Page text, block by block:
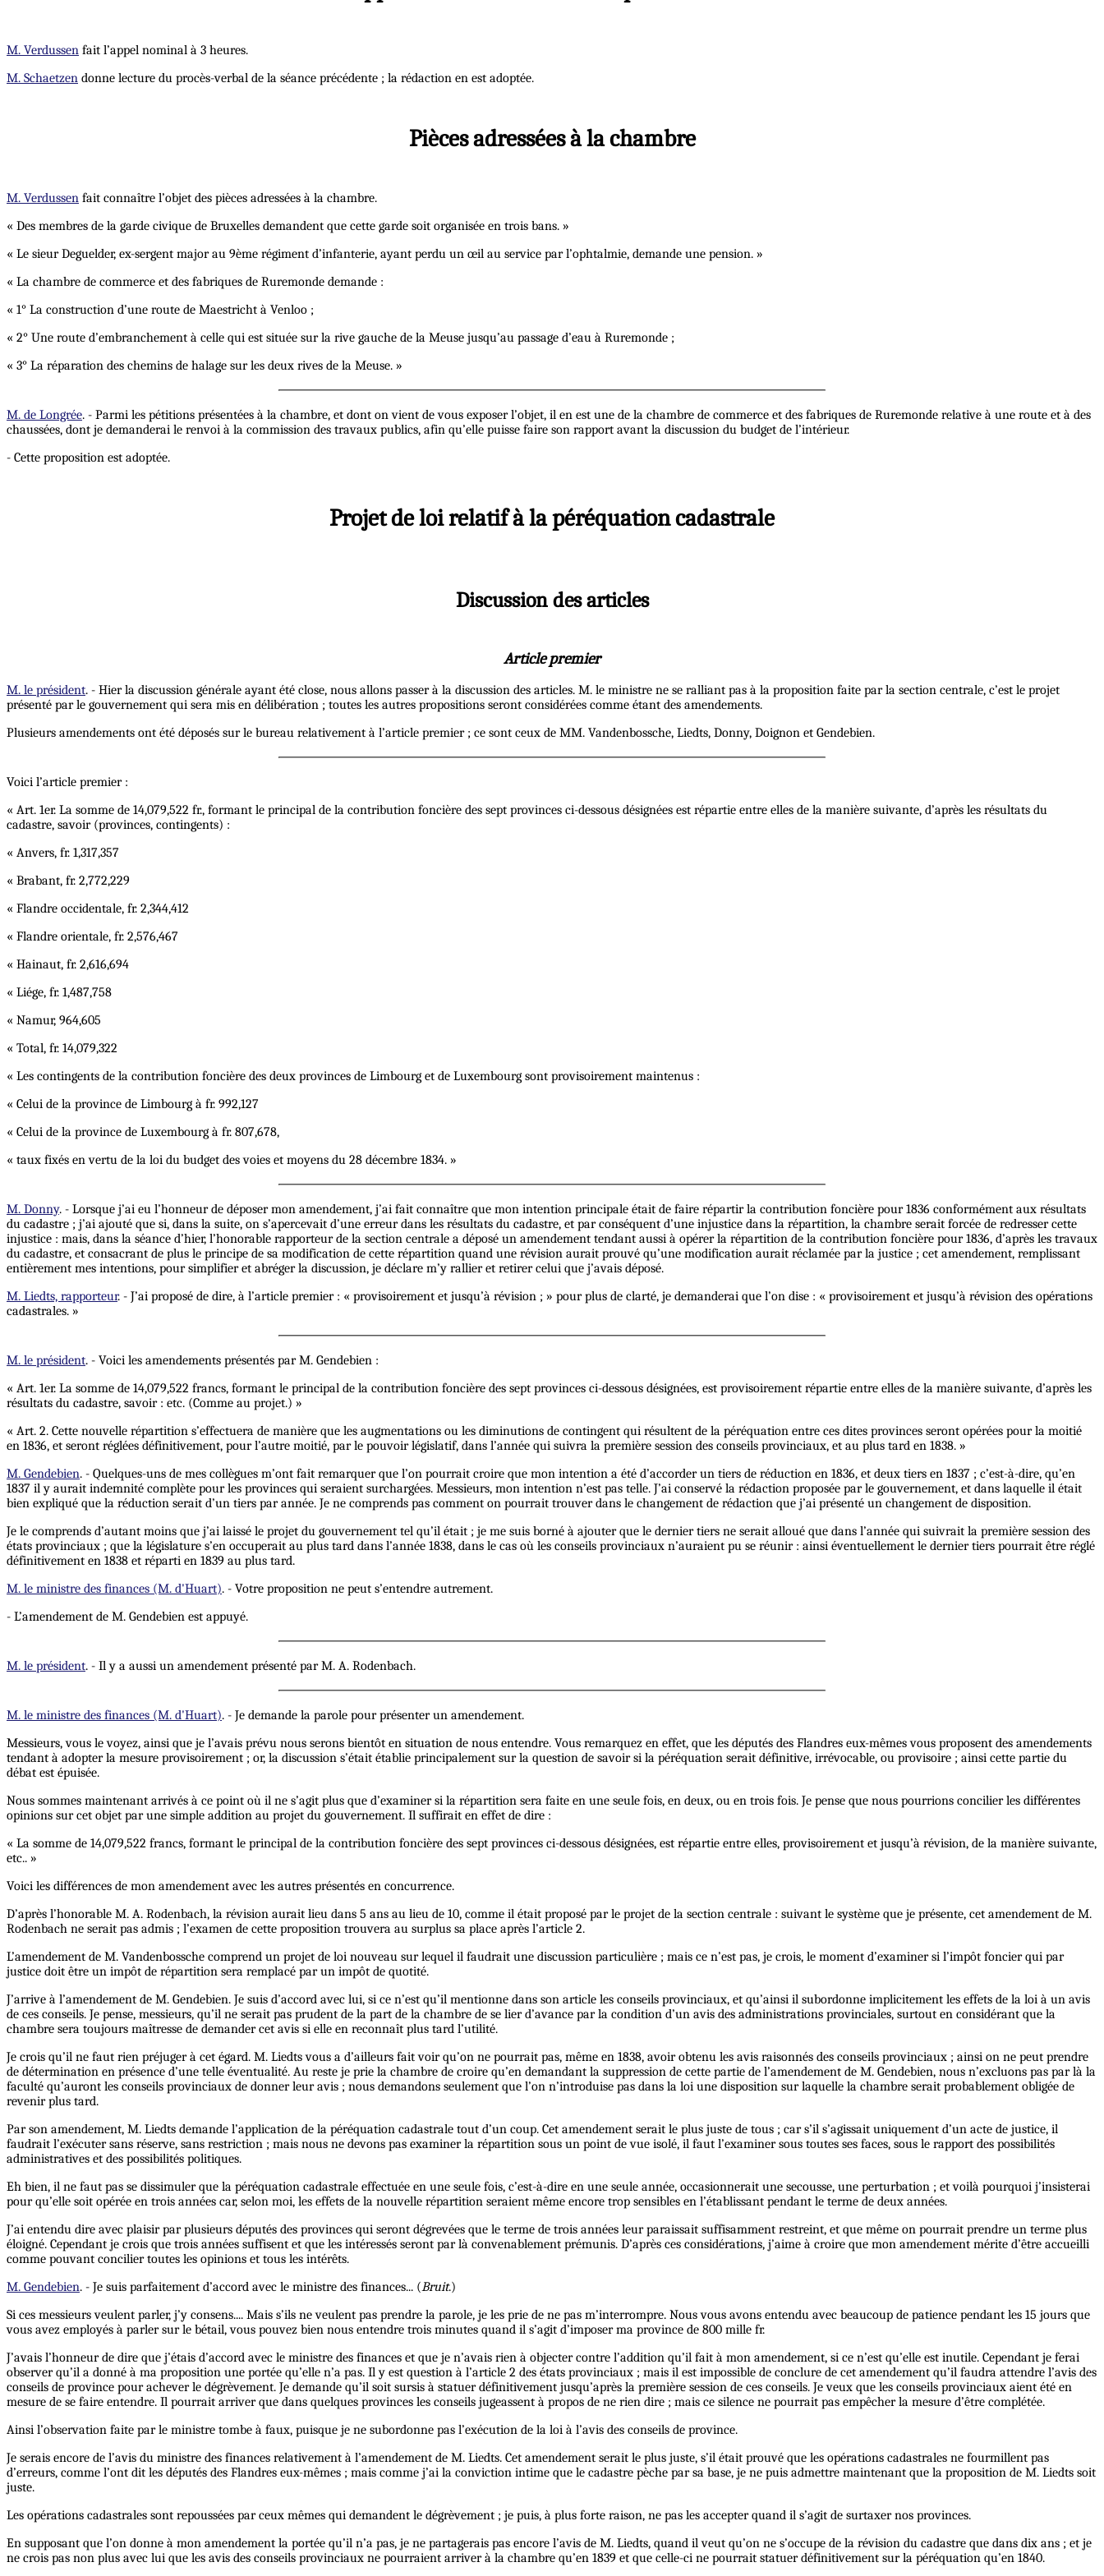
M. Verdussen fait l’appel nominal à 3 heures.
M. Schaetzen donne lecture du procès-verbal de la séance précédente ; la rédaction en est adoptée.
Pièces adressées à la chambre
M. Verdussen fait connaître l’objet des pièces adressées à la chambre.
« Des membres de la garde civique de Bruxelles demandent que cette garde soit organisée en trois bans. »
« Le sieur Deguelder, ex-sergent major au 9ème régiment d’infanterie, ayant perdu un œil au service par l’ophtalmie, demande une pension. »
« La chambre de commerce et des fabriques de Ruremonde demande :
« 1° La construction d’une route de Maestricht à Venloo ;
« 2° Une route d’embranchement à celle qui est située sur la rive gauche de la Meuse jusqu’au passage d’eau à Ruremonde ;
« 3° La réparation des chemins de halage sur les deux rives de la Meuse. »
M. de Longrée. - Parmi les pétitions présentées à la chambre, et dont on vient de vous exposer l’objet, il en est une de la chambre de commerce et des fabriques de Ruremonde relative à une route et à des
chaussées, dont je demanderai le renvoi à la commission des travaux publics, afin qu’elle puisse faire son rapport avant la discussion du budget de l’intérieur.
- Cette proposition est adoptée.
Projet de loi relatif à la péréquation cadastrale
Discussion des articles
Article premier
M. le président. - Hier la discussion générale ayant été close, nous allons passer à la discussion des articles. M. le ministre ne se ralliant pas à la proposition faite par la section centrale, c’est le projet
présenté par le gouvernement qui sera mis en délibération ; toutes les autres propositions seront considérées comme étant des amendements.
Plusieurs amendements ont été déposés sur le bureau relativement à l’article premier ; ce sont ceux de MM. Vandenbossche, Liedts, Donny, Doignon et Gendebien.
Voici l’article premier :
« Art. 1er. La somme de 14,079,522 fr., formant le principal de la contribution foncière des sept provinces ci-dessous désignées est répartie entre elles de la manière suivante, d’après les résultats du
cadastre, savoir (provinces, contingents) :
« Anvers, fr. 1,317,357
« Brabant, fr. 2,772,229
« Flandre occidentale, fr. 2,344,412
« Flandre orientale, fr. 2,576,467
« Hainaut, fr. 2,616,694
« Liége, fr. 1,487,758
« Namur, 964,605
« Total, fr. 14,079,322
« Les contingents de la contribution foncière des deux provinces de Limbourg et de Luxembourg sont provisoirement maintenus :
« Celui de la province de Limbourg à fr. 992,127
« Celui de la province de Luxembourg à fr. 807,678,
« taux fixés en vertu de la loi du budget des voies et moyens du 28 décembre 1834. »
M. Donny. - Lorsque j’ai eu l’honneur de déposer mon amendement, j’ai fait connaître que mon intention principale était de faire répartir la contribution foncière pour 1836 conformément aux résultats
du cadastre ; j’ai ajouté que si, dans la suite, on s’apercevait d’une erreur dans les résultats du cadastre, et par conséquent d’une injustice dans la répartition, la chambre serait forcée de redresser cette
injustice : mais, dans la séance d’hier, l’honorable rapporteur de la section centrale a déposé un amendement tendant aussi à opérer la répartition de la contribution foncière pour 1836, d’après les travaux
du cadastre, et consacrant de plus le principe de sa modification de cette répartition quand une révision aurait prouvé qu’une modification aurait réclamée par la justice ; cet amendement, remplissant
entièrement mes intentions, pour simplifier et abréger la discussion, je déclare m’y rallier et retirer celui que j’avais déposé.
M. Liedts, rapporteur. - J’ai proposé de dire, à l’article premier : « provisoirement et jusqu’à révision ; » pour plus de clarté, je demanderai que l’on dise : « provisoirement et jusqu’à révision des opérations
cadastrales. »
M. le président. - Voici les amendements présentés par M. Gendebien :
« Art. 1er. La somme de 14,079,522 francs, formant le principal de la contribution foncière des sept provinces ci-dessous désignées, est provisoirement répartie entre elles de la manière suivante, d’après les
résultats du cadastre, savoir : etc. (Comme au projet.) »
« Art. 2. Cette nouvelle répartition s’effectuera de manière que les augmentations ou les diminutions de contingent qui résultent de la péréquation entre ces dites provinces seront opérées pour la moitié
en 1836, et seront réglées définitivement, pour l’autre moitié, par le pouvoir législatif, dans l’année qui suivra la première session des conseils provinciaux, et au plus tard en 1838. »
M. Gendebien. - Quelques-uns de mes collègues m’ont fait remarquer que l’on pourrait croire que mon intention a été d’accorder un tiers de réduction en 1836, et deux tiers en 1837 ; c’est-à-dire, qu’en
1837 il y aurait indemnité complète pour les provinces qui seraient surchargées. Messieurs, mon intention n’est pas telle. J’ai conservé la rédaction proposée par le gouvernement, et dans laquelle il était
bien expliqué que la réduction serait d’un tiers par année. Je ne comprends pas comment on pourrait trouver dans le changement de rédaction que j’ai présenté un changement de disposition.
Je le comprends d’autant moins que j’ai laissé le projet du gouvernement tel qu’il était ; je me suis borné à ajouter que le dernier tiers ne serait alloué que dans l’année qui suivrait la première session des
états provinciaux ; que la législature s’en occuperait au plus tard dans l’année 1838, dans le cas où les conseils provinciaux n’auraient pu se réunir : ainsi éventuellement le dernier tiers pourrait être réglé
définitivement en 1838 et réparti en 1839 au plus tard.
M. le ministre des finances (M. d'Huart). - Votre proposition ne peut s’entendre autrement.
- L’amendement de M. Gendebien est appuyé.
M. le président. - Il y a aussi un amendement présenté par M. A. Rodenbach.
M. le ministre des finances (M. d'Huart). - Je demande la parole pour présenter un amendement.
Messieurs, vous le voyez, ainsi que je l’avais prévu nous serons bientôt en situation de nous entendre. Vous remarquez en effet, que les députés des Flandres eux-mêmes vous proposent des amendements
tendant à adopter la mesure provisoirement ; or, la discussion s’était établie principalement sur la question de savoir si la péréquation serait définitive, irrévocable, ou provisoire ; ainsi cette partie du
débat est épuisée.
Nous sommes maintenant arrivés à ce point où il ne s’agit plus que d’examiner si la répartition sera faite en une seule fois, en deux, ou en trois fois. Je pense que nous pourrions concilier les différentes
opinions sur cet objet par une simple addition au projet du gouvernement. Il suffirait en effet de dire :
« La somme de 14,079,522 francs, formant le principal de la contribution foncière des sept provinces ci-dessous désignées, est répartie entre elles, provisoirement et jusqu’à révision, de la manière suivante,
etc.. »
Voici les différences de mon amendement avec les autres présentés en concurrence.
D’après l’honorable M. A. Rodenbach, la révision aurait lieu dans 5 ans au lieu de 10, comme il était proposé par le projet de la section centrale : suivant le système que je présente, cet amendement de M.
Rodenbach ne serait pas admis ; l’examen de cette proposition trouvera au surplus sa place après l’article 2.
L’amendement de M. Vandenbossche comprend un projet de loi nouveau sur lequel il faudrait une discussion particulière ; mais ce n’est pas, je crois, le moment d’examiner si l’impôt foncier qui par
justice doit être un impôt de répartition sera remplacé par un impôt de quotité.
J’arrive à l’amendement de M. Gendebien. Je suis d’accord avec lui, si ce n’est qu’il mentionne dans son article les conseils provinciaux, et qu’ainsi il subordonne implicitement les effets de la loi à un avis
de ces conseils. Je pense, messieurs, qu’il ne serait pas prudent de la part de la chambre de se lier d’avance par la condition d’un avis des administrations provinciales, surtout en considérant que la
chambre sera toujours maîtresse de demander cet avis si elle en reconnaît plus tard l’utilité.
Je crois qu’il ne faut rien préjuger à cet égard. M. Liedts vous a d’ailleurs fait voir qu’on ne pourrait pas, même en 1838, avoir obtenu les avis raisonnés des conseils provinciaux ; ainsi on ne peut prendre
de détermination en présence d’une telle éventualité. Au reste je prie la chambre de croire qu’en demandant la suppression de cette partie de l’amendement de M. Gendebien, nous n’excluons pas par là la
faculté qu’auront les conseils provinciaux de donner leur avis ; nous demandons seulement que l’on n’introduise pas dans la loi une disposition sur laquelle la chambre serait probablement obligée de
revenir plus tard.
Par son amendement, M. Liedts demande l’application de la péréquation cadastrale tout d’un coup. Cet amendement serait le plus juste de tous ; car s’il s’agissait uniquement d’un acte de justice, il
faudrait l’exécuter sans réserve, sans restriction ; mais nous ne devons pas examiner la répartition sous un point de vue isolé, il faut l’examiner sous toutes ses faces, sous le rapport des possibilités
administratives et des possibilités politiques.
Eh bien, il ne faut pas se dissimuler que la péréquation cadastrale effectuée en une seule fois, c’est-à-dire en une seule année, occasionnerait une secousse, une perturbation ; et voilà pourquoi j’insisterai
pour qu’elle soit opérée en trois années car, selon moi, les effets de la nouvelle répartition seraient même encore trop sensibles en l’établissant pendant le terme de deux années.
J’ai entendu dire avec plaisir par plusieurs députés des provinces qui seront dégrevées que le terme de trois années leur paraissait suffisamment restreint, et que même on pourrait prendre un terme plus
éloigné. Cependant je crois que trois années suffisent et que les intéressés seront par là convenablement prémunis. D’après ces considérations, j’aime à croire que mon amendement mérite d’être accueilli
comme pouvant concilier toutes les opinions et tous les intérêts.
M. Gendebien. - Je suis parfaitement d’accord avec le ministre des finances... (Bruit.)
Si ces messieurs veulent parler, j’y consens.... Mais s’ils ne veulent pas prendre la parole, je les prie de ne pas m’interrompre. Nous vous avons entendu avec beaucoup de patience pendant les 15 jours que
vous avez employés à parler sur le bétail, vous pouvez bien nous entendre trois minutes quand il s’agit d’imposer ma province de 800 mille fr.
J’avais l’honneur de dire que j’étais d’accord avec le ministre des finances et que je n’avais rien à objecter contre l’addition qu’il fait à mon amendement, si ce n’est qu’elle est inutile. Cependant je ferai
observer qu’il a donné à ma proposition une portée qu’elle n’a pas. Il y est question à l’article 2 des états provinciaux ; mais il est impossible de conclure de cet amendement qu’il faudra attendre l’avis des
conseils de province pour achever le dégrèvement. Je demande qu’il soit sursis à statuer définitivement jusqu’après la première session de ces conseils. Je veux que les conseils provinciaux aient été en
mesure de se faire entendre. Il pourrait arriver que dans quelques provinces les conseils jugeassent à propos de ne rien dire ; mais ce silence ne pourrait pas empêcher la mesure d’être complétée.
Ainsi l’observation faite par le ministre tombe à faux, puisque je ne subordonne pas l’exécution de la loi à l’avis des conseils de province.
Je serais encore de l’avis du ministre des finances relativement à l’amendement de M. Liedts. Cet amendement serait le plus juste, s’il était prouvé que les opérations cadastrales ne fourmillent pas
d’erreurs, comme l’ont dit les députés des Flandres eux-mêmes ; mais comme j’ai la conviction intime que le cadastre pèche par sa base, je ne puis admettre maintenant que la proposition de M. Liedts soit
juste.
Les opérations cadastrales sont repoussées par ceux mêmes qui demandent le dégrèvement ; je puis, à plus forte raison, ne pas les accepter quand il s’agit de surtaxer nos provinces.
En supposant que l’on donne à mon amendement la portée qu’il n’a pas, je ne partagerais pas encore l’avis de M. Liedts, quand il veut qu’on ne s’occupe de la révision du cadastre que dans dix ans ; et je
ne crois pas non plus avec lui que les avis des conseils provinciaux ne pourraient arriver à la chambre qu’en 1839 et que celle-ci ne pourrait statuer définitivement sur la péréquation qu’en 1840.